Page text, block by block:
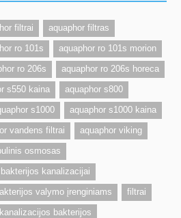
filtrai
aquaphor filtras
ro 101s
aquaphor ro 101s morion
ro 206s
aquaphor ro 206s horeca
s550 kaina
aquaphor s800
s1000
aquaphor s1000 kaina
vandens filtrai
aquaphor viking
osmosas
bakterijos kanalizacijai
valymo įrenginiams
filtrai
kanalizacijos bakterijos